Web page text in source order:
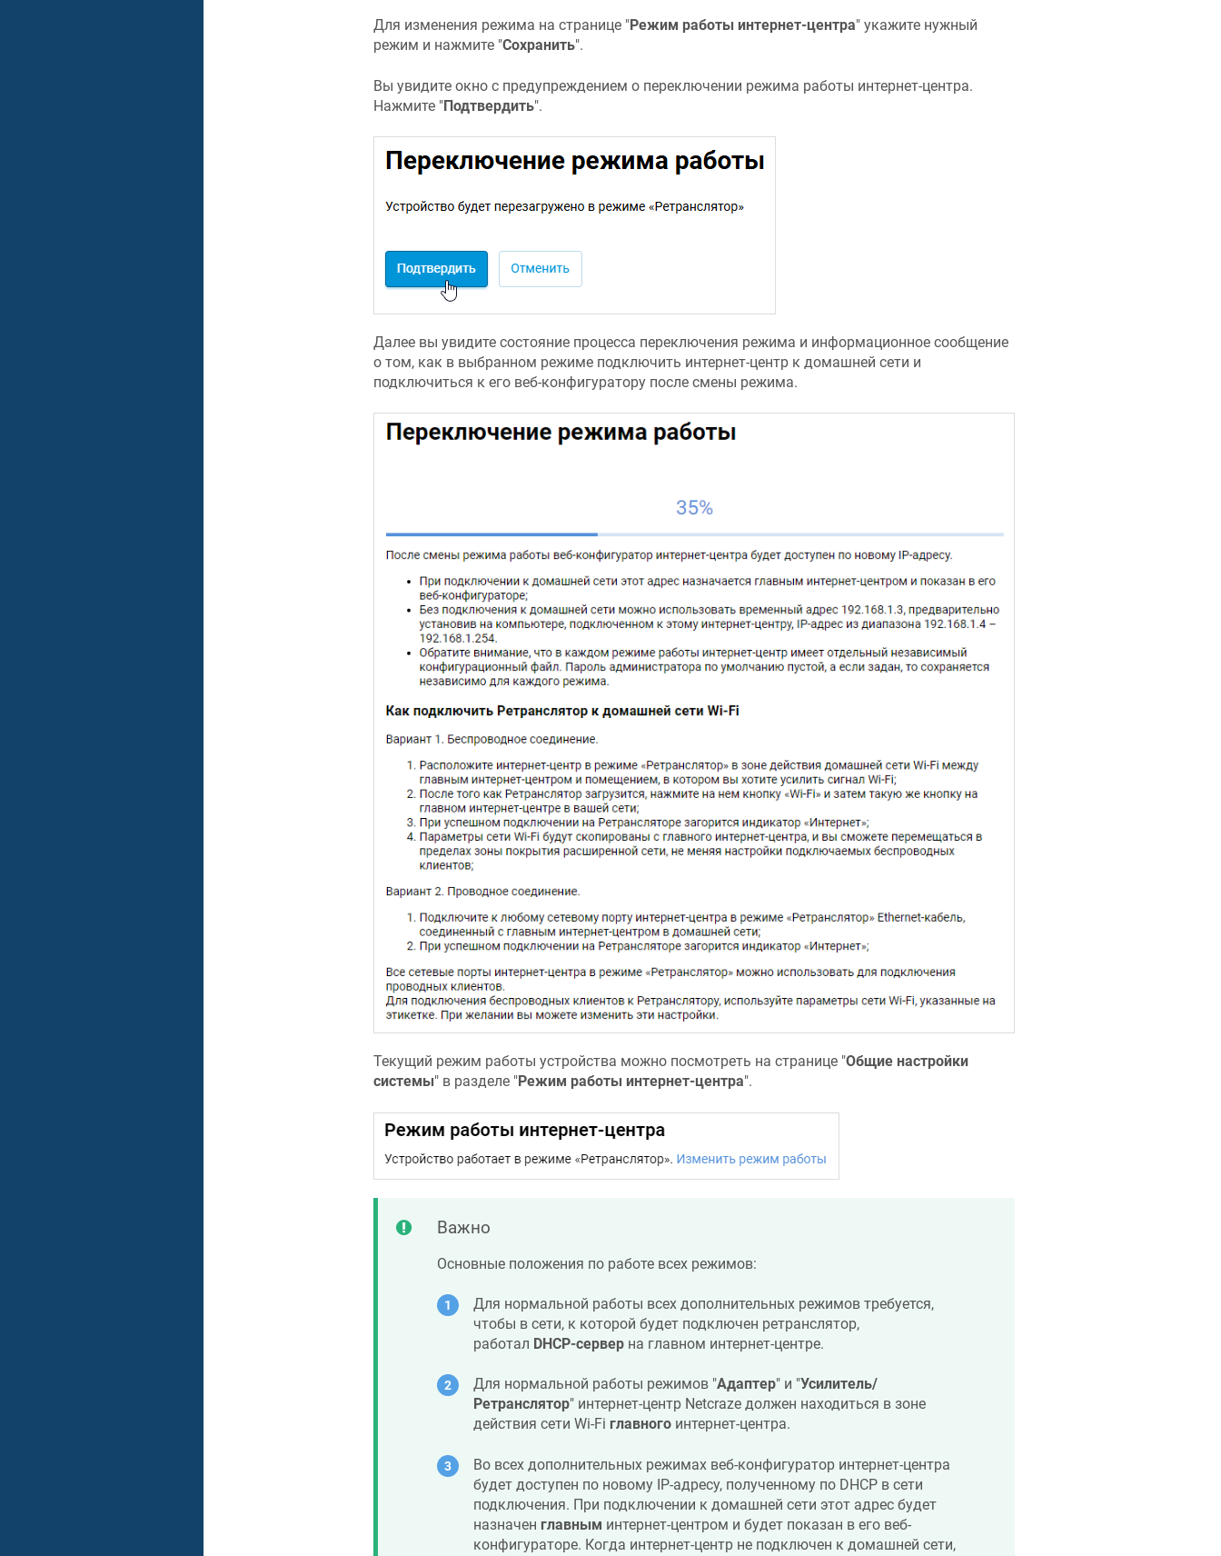
Для изменения режима на странице "Режим работы интернет-центра" укажите нужный
режим и нажмите "Сохранить".
Вы увидите окно с предупреждением о переключении режима работы интернет-центра.
Нажмите "Подтвердить".
Далее вы увидите состояние процесса переключения режима и информационное сообщение
о том, как в выбранном режиме подключить интернет-центр к домашней сети и
подключиться к его веб-конфигуратору после смены режима.
Текущий режим работы устройства можно посмотреть на странице "Общие настройки
системы" в разделе "Режим работы интернет-центра".
Важно
Основные положения по работе всех режимов:
Для нормальной работы всех дополнительных режимов требуется,
чтобы в сети, к которой будет подключен ретранслятор,
работал DHCP-серверна главном интернет-центре.
Для нормальной работы режимов "Адаптер" и "Усилитель/
Ретранслятор" интернет-центр Netcrazeдолжен находиться в зоне
действия сети Wi-Fi главногоинтернет-центра.
Во всех дополнительных режимах веб-конфигуратор интернет-центра
будет доступен по новому IP-адресу, полученному по DHCP в сети
подключения. При подключении к домашней сети этот адрес будет
назначен главным интернет-центром и будет показан в его веб-
конфигураторе. Когда интернет-центр не подключен к домашней сети,